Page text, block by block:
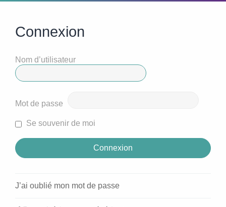
Connexion
Nom d’utilisateur
Mot de passe
Se souvenir de moi
J’ai oublié mon mot de passe